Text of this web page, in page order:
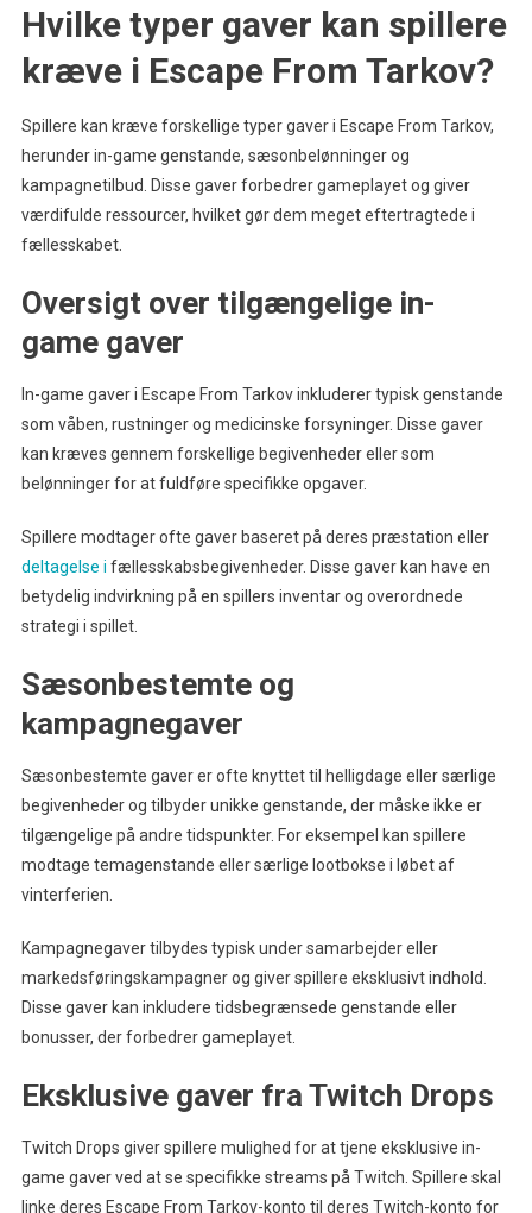
Hvilke typer gaver kan spillere
kræve i Escape From Tarkov?
Spillere kan kræve forskellige typer gaver i Escape From Tarkov,
herunder in-game genstande, sæsonbelønninger og
kampagnetilbud. Disse gaver forbedrer gameplayet og giver
værdifulde ressourcer, hvilket gør dem meget eftertragtede i
fællesskabet.
Oversigt over tilgængelige in-
game gaver
In-game gaver i Escape From Tarkov inkluderer typisk genstande
som våben, rustninger og medicinske forsyninger. Disse gaver
kan kræves gennem forskellige begivenheder eller som
belønninger for at fuldføre specifikke opgaver.
Spillere modtager ofte gaver baseret på deres præstation eller
deltagelse i fællesskabsbegivenheder. Disse gaver kan have en
betydelig indvirkning på en spillers inventar og overordnede
strategi i spillet.
Sæsonbestemte og
kampagnegaver
Sæsonbestemte gaver er ofte knyttet til helligdage eller særlige
begivenheder og tilbyder unikke genstande, der måske ikke er
tilgængelige på andre tidspunkter. For eksempel kan spillere
modtage temagenstande eller særlige lootbokse i løbet af
vinterferien.
Kampagnegaver tilbydes typisk under samarbejder eller
markedsføringskampagner og giver spillere eksklusivt indhold.
Disse gaver kan inkludere tidsbegrænsede genstande eller
bonusser, der forbedrer gameplayet.
Eksklusive gaver fra Twitch Drops
Twitch Drops giver spillere mulighed for at tjene eksklusive in-
game gaver ved at se specifikke streams på Twitch. Spillere skal
linke deres Escape From Tarkov-konto til deres Twitch-konto for